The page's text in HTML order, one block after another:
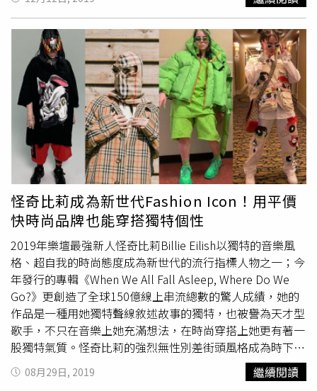
了MICKEY MOUSE圖案，絕對會令一票粉絲瘋
狂！ 於:CHOCOOLATE消費指定商品NT2000以上，就能獲
得米奇獨家聯名紅包袋一套。（圖／:CHOCOOLATE）1979
年Vans推出首款棋盤格紋鞋履至今風靡40週年，簡單的黑
白格紋圖案詮釋Off The Wall精神，也成為Vans不可或缺的
經典元素。新一季則重溫復古格紋元素，推出採用全皮革製
作的Vans Leather Check Pack系列，以最簡約的白色面料
最為基底配色，運用在品牌四大經典鞋型Authentic、Slip-
On、Old Skool及SK8-Hi上並注入藍、紅、黑、綠等格紋配
色。皮革材質具備防潑水的效果，並搭載具備彈性的鬆餅格
大底，提供冬季街頭穿搭新選擇。Authentic NT1,780、
Slip-On NT1,780、Old Skool NT2,580、SK8-Hi
NT2,780（圖／VANS） 復古時尚
怪奇比莉成為新世代Fashion Icon！用平價
快時尚品牌也能穿搭獨特個性
2019年樂壇最強新人怪奇比莉Billie Eilish以獨特的音樂風
格、超自我的時尚態度成為新世代的流行指標人物之一；今
年發行的專輯《When We All Fall Asleep, Where Do We
Go?》更創造了全球150億線上串流總數的驚人成績，她的
作品是一種用她獨特聲線敘述故事的獨特，也被譽為天才型
歌手，不只在音樂上她充滿想法，在時尚穿搭上她更有著一
股獨特氣質。怪奇比莉的強烈無性別差街頭風格成為時下許
多年輕世代爭相模仿的指標。（圖／Bershka提供）怪奇比
莉Billie Eilish不僅開創了音樂市場上獨具的魔力領域，她與
08月29日, 2019 繼續閱讀